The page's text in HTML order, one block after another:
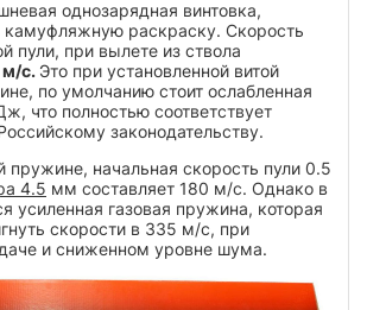
однозарядная винтовка,
камуфляжную раскраску. Скорость
пули, при вылете из ствола
м/с. Это при установленной витой
по умолчанию стоит ослабленная
что полностью соответствует
законодательству.
пружине, начальная скорость пули 0.5
4.5 мм составляет 180 м/с. Однако в
усиленная газовая пружина, которая
скорости в 335 м/с, при
и сниженном уровне шума.